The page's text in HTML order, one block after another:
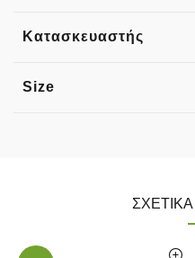
Κατασκευαστής
Size